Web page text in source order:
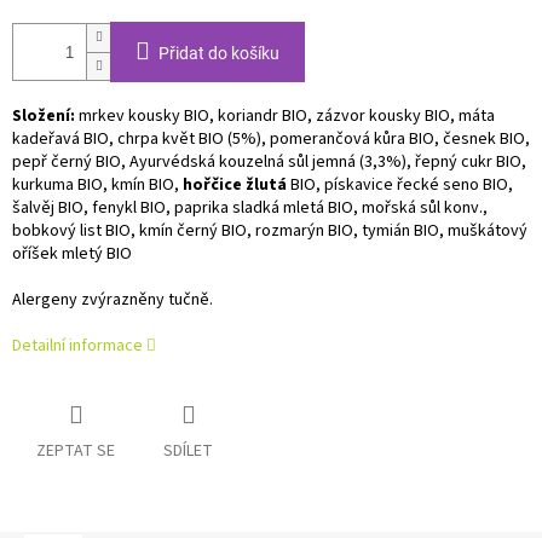
Přidat do košíku
Složení: mrkev kousky BIO, koriandr BIO, zázvor kousky BIO, máta
kadeřavá BIO, chrpa květ BIO (5%), pomerančová kůra BIO, česnek BIO,
pepř černý BIO, Ayurvédská kouzelná sůl jemná (3,3%), řepný cukr BIO,
kurkuma BIO, kmín BIO, hořčice žlutáBIO, pískavice řecké seno BIO,
šalvěj BIO, fenykl BIO, paprika sladká mletá BIO, mořská sůl konv.,
bobkový list BIO, kmín černý BIO, rozmarýn BIO, tymián BIO, muškátový
oříšek mletý BIO
Alergeny zvýrazněny tučně.
Detailní informace
ZEPTAT SE SDÍLET